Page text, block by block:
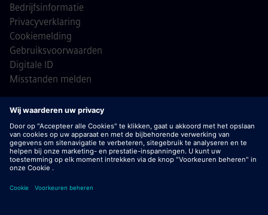
© Siemens 1996 - 2026
Bedrijfsinformatie
Privacyverklaring
Cookiemelding
Gebruiksvoorwaarden
Digitale ID
Misstanden melden
Belangrijk:bij Siemens zullen wij je nooit vragen om
voor een baan. Ontvang je een e-mail die lijkt te komen van